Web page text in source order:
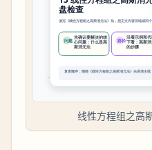
线性方程组之高